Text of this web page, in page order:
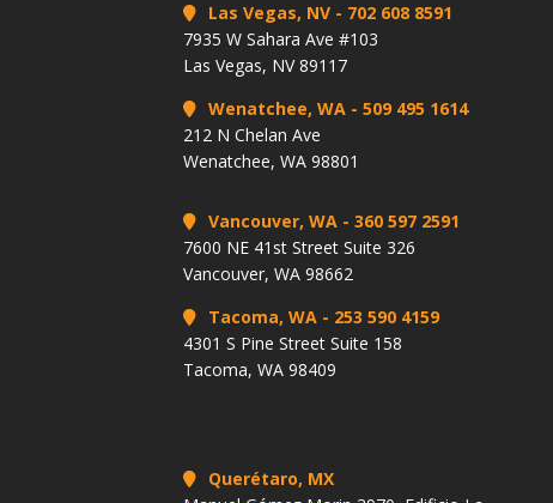
Las Vegas, NV - 702 608 8591
7935 W Sahara Ave #103
Las Vegas, NV 89117
Wenatchee, WA - 509 495 1614
212 N Chelan Ave
Wenatchee, WA 98801
Vancouver, WA - 360 597 2591
7600 NE 41st Street Suite 326
Vancouver, WA 98662
Tacoma, WA - 253 590 4159
4301 S Pine Street Suite 158
Tacoma, WA 98409
Querétaro, MX